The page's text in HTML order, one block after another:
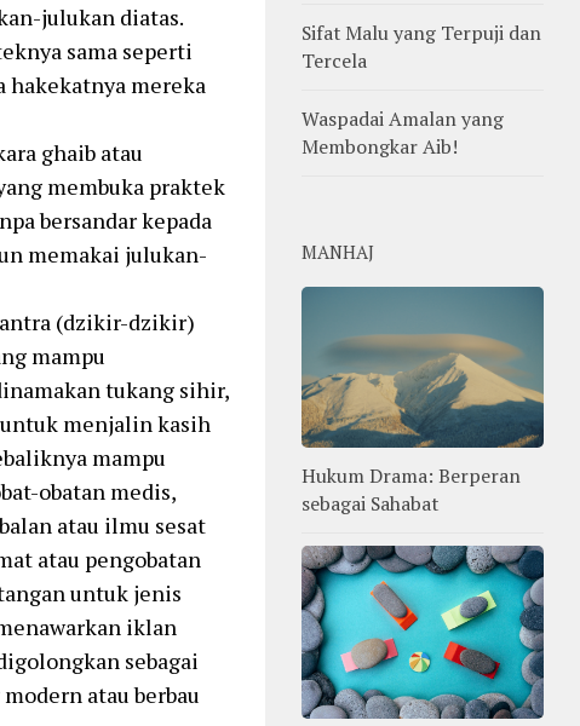
julukan diatas.
sama seperti
hakekatnya mereka
ghaib atau
membuka praktek
bersandar kepada
memakai julukan-
(dzikir-dzikir)
mampu
tukang sihir,
menjalin kasih
mampu
obatan medis,
atau ilmu sesat
atau pengobatan
untuk jenis
iklan
sebagai
atau berbau
Sifat Malu yang Terpuji dan
Tercela
Waspadai Amalan yang
Membongkar Aib!
MANHAJ
Hukum Drama: Berperan
sebagai Sahabat